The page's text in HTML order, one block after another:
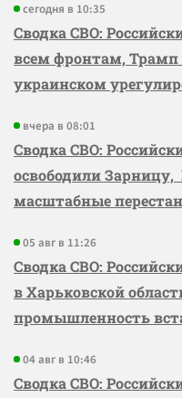
сегодня в 10:35
Сводка СВО:
всем фронтам, Трамп
украинском
вчера в 08:01
Сводка СВО:
освободили
масштабные
05 авг в 11:26
Сводка СВО:
в Харьковской
промышленность
04 авг в 10:46
Сводка СВО: